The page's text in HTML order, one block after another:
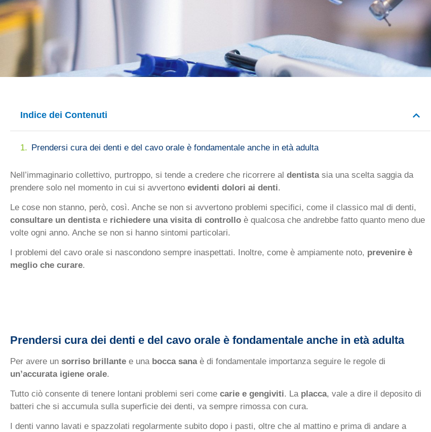
Indice dei Contenuti
Prendersi cura dei denti e del cavo orale è fondamentale anche in età adulta
Nell’immaginario collettivo, purtroppo, si tende a credere che ricorrere al dentistasia una scelta saggia da
prendere solo nel momento in cui si avvertono evidenti dolori ai denti.
Le cose non stanno, però, così. Anche se non si avvertono problemi specifici, come il classico mal di denti,
consultare un dentistae richiedere una visita di controllo è qualcosa che andrebbe fatto quanto meno due
volte ogni anno. Anche se non si hanno sintomi particolari.
I problemi del cavo orale si nascondono sempre inaspettati. Inoltre, come è ampiamente noto, prevenire è
meglio che curare.
Prendersi cura dei denti e del cavo orale è fondamentale anche in età adulta
Per avere un sorriso brillante e una bocca sanaè di fondamentale importanza seguire le regole di
un’accurata igiene orale.
Tutto ciò consente di tenere lontani problemi seri come carie e gengiviti. La placca, vale a dire il deposito di
batteri che si accumula sulla superficie dei denti, va sempre rimossa con cura.
I denti vanno lavati e spazzolati regolarmente subito dopo i pasti, oltre che al mattino e prima di andare a